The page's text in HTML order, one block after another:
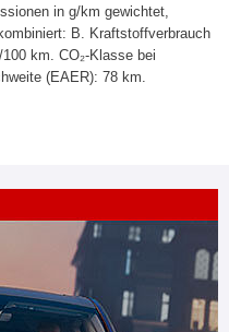
in g/km gewichtet,
B. Kraftstoffverbrauch
km. CO₂-Klasse bei
(EAER): 78 km.